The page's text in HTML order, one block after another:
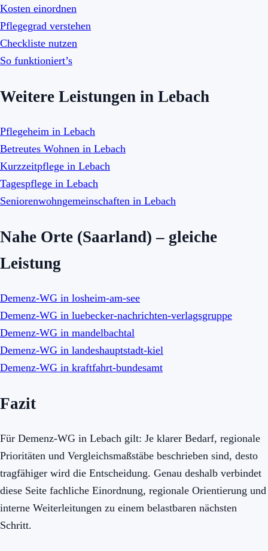
Kosten einordnen
Pflegegrad verstehen
Checkliste nutzen
So funktioniert’s
Weitere Leistungen in Lebach
Pflegeheim in Lebach
Betreutes Wohnen in Lebach
Kurzzeitpflege in Lebach
Tagespflege in Lebach
Seniorenwohngemeinschaften in Lebach
Nahe Orte (Saarland) – gleiche
Leistung
Demenz-WG in losheim-am-see
Demenz-WG in luebecker-nachrichten-verlagsgruppe
Demenz-WG in mandelbachtal
Demenz-WG in landeshauptstadt-kiel
Demenz-WG in kraftfahrt-bundesamt
Fazit
Für Demenz-WG in Lebach gilt: Je klarer Bedarf, regionale
Prioritäten und Vergleichsmaßstäbe beschrieben sind, desto
tragfähiger wird die Entscheidung. Genau deshalb verbindet
diese Seite fachliche Einordnung, regionale Orientierung und
interne Weiterleitungen zu einem belastbaren nächsten
Schritt.